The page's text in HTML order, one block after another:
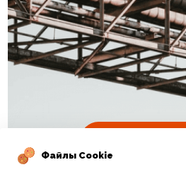
Файлы Cookie